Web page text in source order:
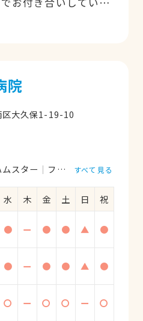
うなこともありまし
んは本当に親切で親
です
院
区大久保1-19-10
ムスター フェレット すべて見る
水 木 金 土 日
祝
● ー ● ● ▲ ●
● ー ● ● ▲ ●
〇 ー 〇 〇 ー
〇